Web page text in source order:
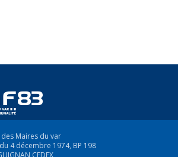
Maires du var
4 décembre 1974, BP 198
CEDEX